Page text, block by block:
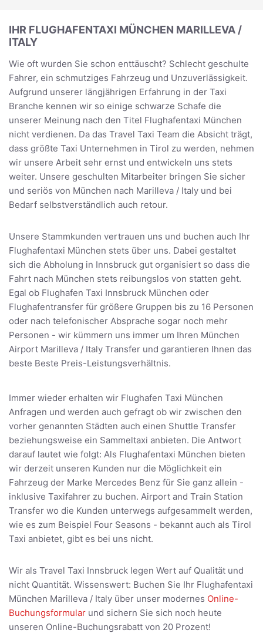
IHR FLUGHAFENTAXI MÜNCHEN MARILLEVA /
ITALY
Wie oft wurden Sie schon enttäuscht? Schlecht geschulte
Fahrer, ein schmutziges Fahrzeug und Unzuverlässigkeit.
Aufgrund unserer längjährigen Erfahrung in der Taxi
Branche kennen wir so einige schwarze Schafe die
unserer Meinung nach den Titel Flughafentaxi München
nicht verdienen. Da das Travel Taxi Team die Absicht trägt,
dass größte Taxi Unternehmen in Tirol zu werden, nehmen
wir unsere Arbeit sehr ernst und entwickeln uns stets
weiter. Unsere geschulten Mitarbeiter bringen Sie sicher
und seriös von München nach Marilleva / Italy und bei
Bedarf selbstverständlich auch retour.
Unsere Stammkunden vertrauen uns und buchen auch Ihr
Flughafentaxi München stets über uns. Dabei gestaltet
sich die Abholung in Innsbruck gut organisiert so dass die
Fahrt nach München stets reibungslos von statten geht.
Egal ob Flughafen Taxi Innsbruck München oder
Flughafentransfer für größere Gruppen bis zu 16 Personen
oder nach telefonischer Absprache sogar noch mehr
Personen - wir kümmern uns immer um Ihren München
Airport Marilleva / Italy Transfer und garantieren Ihnen das
beste Beste Preis-Leistungsverhältnis.
Immer wieder erhalten wir Flughafen Taxi München
Anfragen und werden auch gefragt ob wir zwischen den
vorher genannten Städten auch einen Shuttle Transfer
beziehungsweise ein Sammeltaxi anbieten. Die Antwort
darauf lautet wie folgt: Als Flughafentaxi München bieten
wir derzeit unseren Kunden nur die Möglichkeit ein
Fahrzeug der Marke Mercedes Benz für Sie ganz allein -
inklusive Taxifahrer zu buchen. Airport and Train Station
Transfer wo die Kunden unterwegs aufgesammelt werden,
wie es zum Beispiel Four Seasons - bekannt auch als Tirol
Taxi anbietet, gibt es bei uns nicht.
Wir als Travel Taxi Innsbruck legen Wert auf Qualität und
nicht Quantität. Wissenswert: Buchen Sie Ihr Flughafentaxi
München Marilleva / Italy über unser modernes Online-
Buchungsformular und sichern Sie sich noch heute
unseren Online-Buchungsrabatt von 20 Prozent!